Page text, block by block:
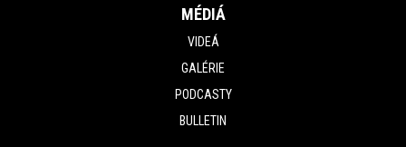
MÉDIÁ
VIDEÁ
GALÉRIE
PODCASTY
BULLETIN